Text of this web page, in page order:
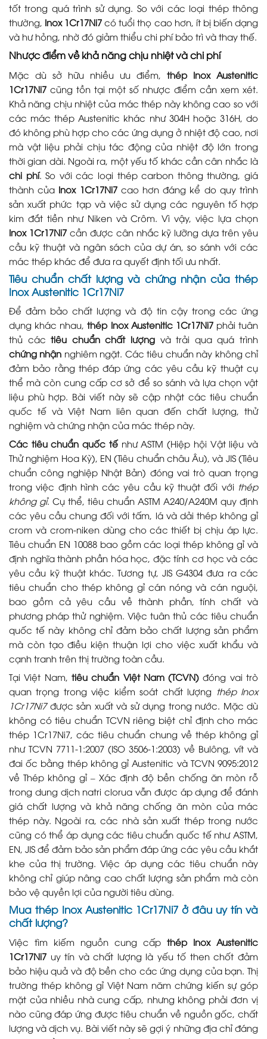
tốt trong quá trình sử dụng. So với các loại thép thông
thường, Inox 1Cr17Ni7 có tuổi thọ cao hơn, ít bị biến dạng
và hư hỏng, nhờ đó giảm thiểu chi phí bảo trì và thay thế.
Nhược điểm về khả năng chịu nhiệt và chi phí
Mặc dù sở hữu nhiều ưu điểm, thép Inox Austenitic
1Cr17Ni7 cũng tồn tại một số nhược điểm cần xem xét.
Khả năng chịu nhiệt của mác thép này không cao so với
các mác thép Austenitic khác như 304H hoặc 316H, do
đó không phù hợp cho các ứng dụng ở nhiệt độ cao, nơi
mà vật liệu phải chịu tác động của nhiệt độ lớn trong
thời gian dài. Ngoài ra, một yếu tố khác cần cân nhắc là
chi phí. So với các loại thép carbon thông thường, giá
thành của Inox 1Cr17Ni7cao hơn đáng kể do quy trình
sản xuất phức tạp và việc sử dụng các nguyên tố hợp
kim đắt tiền như Niken và Crôm. Vì vậy, việc lựa chọn
Inox 1Cr17Ni7cần được cân nhắc kỹ lưỡng dựa trên yêu
cầu kỹ thuật và ngân sách của dự án, so sánh với các
mác thép khác để đưa ra quyết định tối ưu nhất.
Tiêu chuẩn chất lượng và chứng nhận của thép
Inox Austenitic 1Cr17Ni7
Để đảm bảo chất lượng và độ tin cậy trong các ứng
dụng khác nhau,thép Inox Austenitic 1Cr17Ni7phải tuân
thủ cáctiêu chuẩn chất lượng và trải qua quá trình
chứng nhận nghiêm ngặt. Các tiêu chuẩn này không chỉ
đảm bảo rằng thép đáp ứng các yêu cầu kỹ thuật cụ
thể mà còn cung cấp cơ sở để so sánh và lựa chọn vật
liệu phù hợp. Bài viết này sẽ cập nhật các tiêu chuẩn
quốc tế và Việt Nam liên quan đến chất lượng, thử
nghiệm và chứng nhận của mác thép này.
Các tiêu chuẩn quốc tếnhư ASTM (Hiệp hội Vật liệu và
Thử nghiệm Hoa Kỳ), EN (Tiêu chuẩn châu Âu), và JIS (Tiêu
chuẩn công nghiệp Nhật Bản) đóng vai trò quan trọng
trong việc định hình các yêu cầu kỹ thuật đối với thép
không gỉ. Cụ thể, tiêu chuẩn ASTM A240/A240M quy định
các yêu cầu chung đối với tấm, lá và dải thép không gỉ
crom và crom-niken dùng cho các thiết bị chịu áp lực.
Tiêu chuẩn EN 10088 bao gồm các loại thép không gỉ và
định nghĩa thành phần hóa học, đặc tính cơ học và các
yêu cầu kỹ thuật khác. Tương tự, JIS G4304 đưa ra các
tiêu chuẩn cho thép không gỉ cán nóng và cán nguội,
bao gồm cả yêu cầu về thành phần, tính chất và
phương pháp thử nghiệm. Việc tuân thủ các tiêu chuẩn
quốc tế này không chỉ đảm bảo chất lượng sản phẩm
mà còn tạo điều kiện thuận lợi cho việc xuất khẩu và
cạnh tranh trên thị trường toàn cầu.
Tại Việt Nam, tiêu chuẩn Việt Nam (TCVN) đóng vai trò
quan trọng trong việc kiểm soát chất lượng thép Inox
1Cr17Ni7được sản xuất và sử dụng trong nước. Mặc dù
không có tiêu chuẩn TCVN riêng biệt chỉ định cho mác
thép 1Cr17Ni7, các tiêu chuẩn chung về thép không gỉ
như TCVN 7711-1:2007 (ISO 3506-1:2003) về Bulông, vít và
đai ốc bằng thép không gỉ Austenitic và TCVN 9095:2012
về Thép không gỉ – Xác định độ bền chống ăn mòn rỗ
trong dung dịch natri clorua vẫn được áp dụng để đánh
giá chất lượng và khả năng chống ăn mòn của mác
thép này. Ngoài ra, các nhà sản xuất thép trong nước
cũng có thể áp dụng các tiêu chuẩn quốc tế như ASTM,
EN, JIS để đảm bảo sản phẩm đáp ứng các yêu cầu khắt
khe của thị trường. Việc áp dụng các tiêu chuẩn này
không chỉ giúp nâng cao chất lượng sản phẩm mà còn
bảo vệ quyền lợi của người tiêu dùng.
Mua thép Inox Austenitic 1Cr17Ni7 ở đâu uy tín và
chất lượng?
Việc tìm kiếm nguồn cung cấp thép Inox Austenitic
1Cr17Ni7 uy tín và chất lượng là yếu tố then chốt đảm
bảo hiệu quả và độ bền cho các ứng dụng của bạn. Thị
trường thép không gỉ Việt Nam năm chứng kiến sự góp
mặt của nhiều nhà cung cấp, nhưng không phải đơn vị
nào cũng đáp ứng được tiêu chuẩn về nguồn gốc, chất
lượng và dịch vụ. Bài viết này sẽ gợi ý những địa chỉ đáng